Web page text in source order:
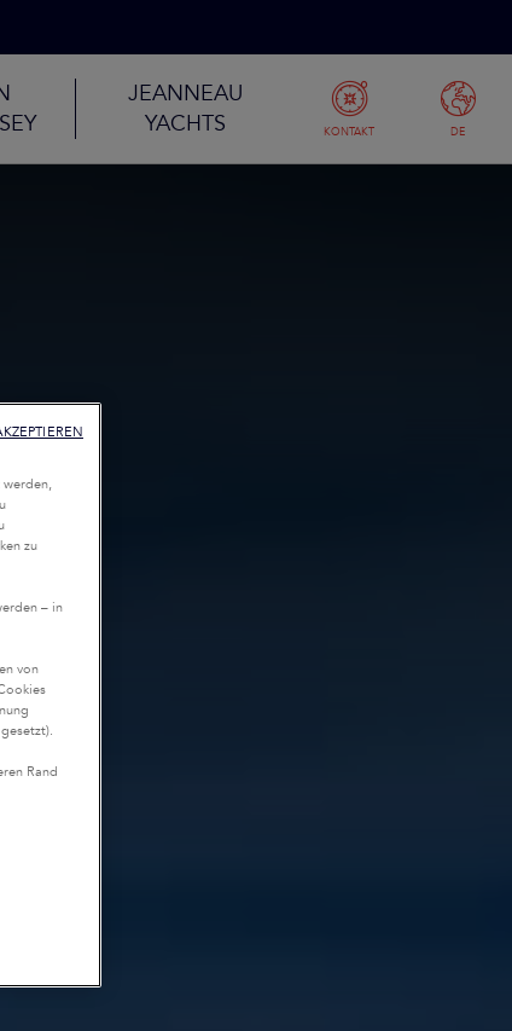
JEANNEAU
YACHTS
KONTAKT DE
werden,
zu
– in
von
Rand